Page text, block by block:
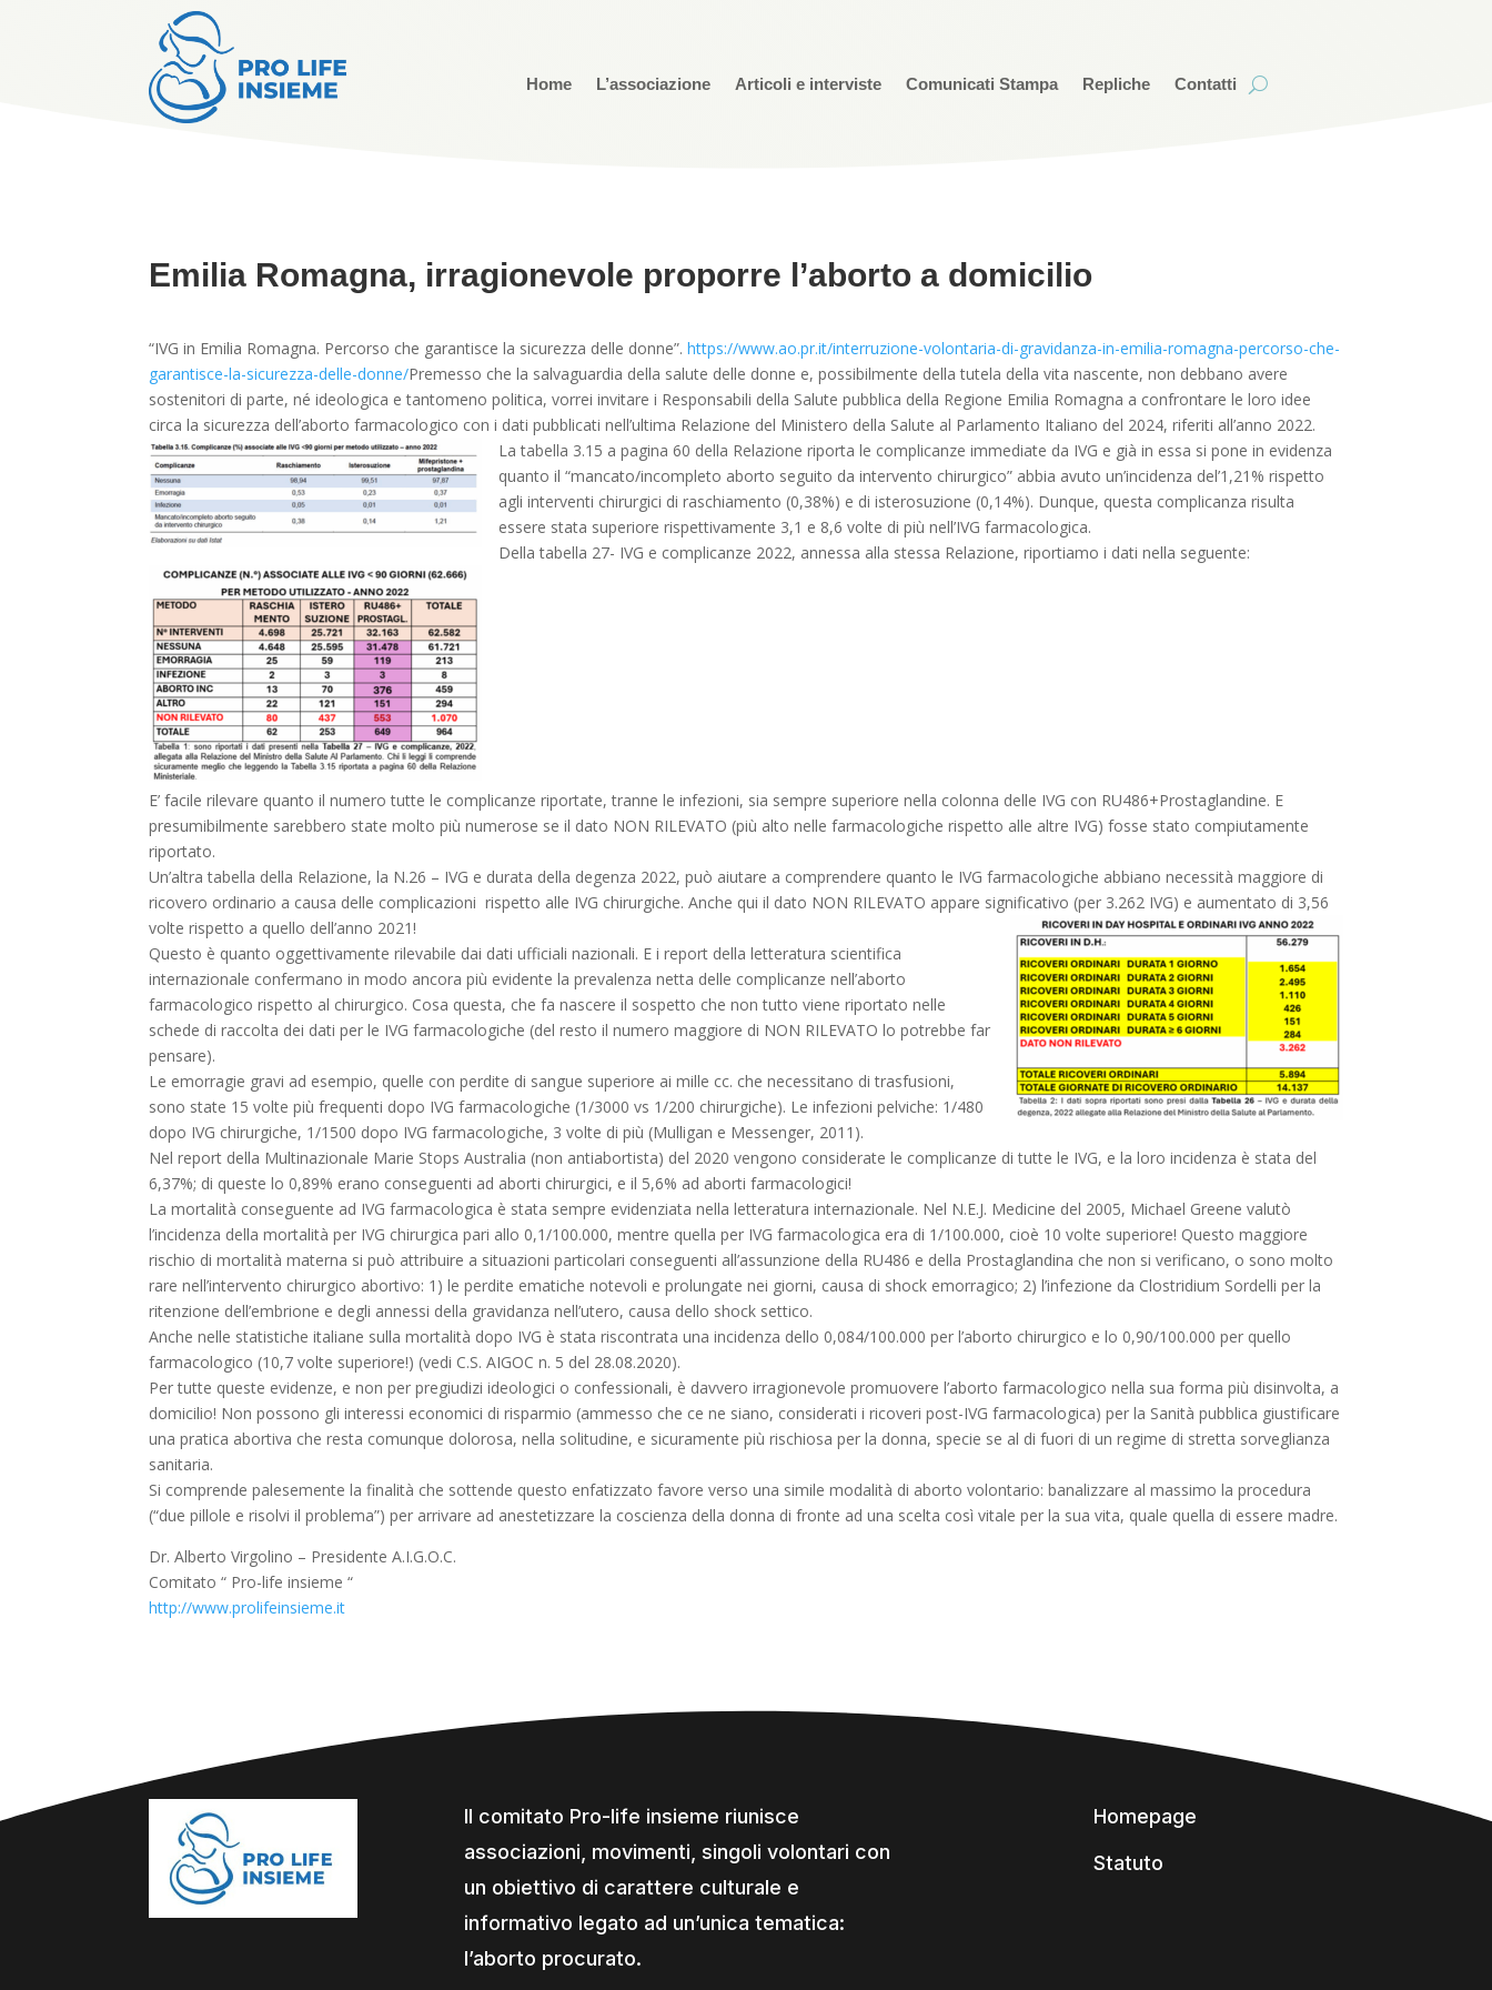
Home L’associazione Articoli e interviste Comunicati Stampa Repliche Contatti
Emilia Romagna, irragionevole proporre l’aborto a domicilio
“IVG in Emilia Romagna. Percorso che garantisce la sicurezza delle donne”.https://www.ao.pr.it/interruzione-volontaria-di-gravidanza-in-emilia-romagna-percorso-che-
garantisce-la-sicurezza-delle-donne/Premesso che la salvaguardia della salute delle donne e, possibilmente della tutela della vita nascente, non debbano avere
sostenitori di parte, né ideologica e tantomeno politica, vorrei invitare i Responsabili della Salute pubblica della Regione Emilia Romagna a confrontare le loro idee
circa la sicurezza dell’aborto farmacologico con i dati pubblicati nell’ultima Relazione del Ministero della Salute al Parlamento Italiano del 2024, riferiti all’anno 2022.
La tabella 3.15 a pagina 60 della Relazione riporta le complicanze immediate da IVG e già in essa si pone in evidenza
quanto il “mancato/incompleto aborto seguito da intervento chirurgico” abbia avuto un’incidenza del’1,21% rispetto
agli interventi chirurgici di raschiamento (0,38%) e di isterosuzione (0,14%). Dunque, questa complicanza risulta
essere stata superiore rispettivamente 3,1 e 8,6 volte di più nell’IVG farmacologica.
Della tabella 27- IVG e complicanze 2022, annessa alla stessa Relazione, riportiamo i dati nella seguente:
E’ facile rilevare quanto il numero tutte le complicanze riportate, tranne le infezioni, sia sempre superiore nella colonna delle IVG con RU486+Prostaglandine. E
presumibilmente sarebbero state molto più numerose se il dato NON RILEVATO (più alto nelle farmacologiche rispetto alle altre IVG) fosse stato compiutamente
riportato.
Un’altra tabella della Relazione, la N.26 – IVG e durata della degenza 2022, può aiutare a comprendere quanto le IVG farmacologiche abbiano necessità maggiore di
ricovero ordinario a causa delle complicazioni rispetto alle IVG chirurgiche. Anche qui il dato NON RILEVATO appare significativo (per 3.262 IVG) e aumentato di 3,56
volte rispetto a quello dell’anno 2021!
Questo è quanto oggettivamente rilevabile dai dati ufficiali nazionali. E i report della letteratura scientifica
internazionale confermano in modo ancora più evidente la prevalenza netta delle complicanze nell’aborto
farmacologico rispetto al chirurgico. Cosa questa, che fa nascere il sospetto che non tutto viene riportato nelle
schede di raccolta dei dati per le IVG farmacologiche (del resto il numero maggiore di NON RILEVATO lo potrebbe far
pensare).
Le emorragie gravi ad esempio, quelle con perdite di sangue superiore ai mille cc. che necessitano di trasfusioni,
sono state 15 volte più frequenti dopo IVG farmacologiche (1/3000 vs 1/200 chirurgiche). Le infezioni pelviche: 1/480
dopo IVG chirurgiche, 1/1500 dopo IVG farmacologiche, 3 volte di più (Mulligan e Messenger, 2011).
Nel report della Multinazionale Marie Stops Australia (non antiabortista) del 2020 vengono considerate le complicanze di tutte le IVG, e la loro incidenza è stata del
6,37%; di queste lo 0,89% erano conseguenti ad aborti chirurgici, e il 5,6% ad aborti farmacologici!
La mortalità conseguente ad IVG farmacologica è stata sempre evidenziata nella letteratura internazionale. Nel N.E.J. Medicine del 2005, Michael Greene valutò
l’incidenza della mortalità per IVG chirurgica pari allo 0,1/100.000, mentre quella per IVG farmacologica era di 1/100.000, cioè 10 volte superiore! Questo maggiore
rischio di mortalità materna si può attribuire a situazioni particolari conseguenti all’assunzione della RU486 e della Prostaglandina che non si verificano, o sono molto
rare nell’intervento chirurgico abortivo: 1) le perdite ematiche notevoli e prolungate nei giorni, causa di shock emorragico; 2) l’infezione da Clostridium Sordelli per la
ritenzione dell’embrione e degli annessi della gravidanza nell’utero, causa dello shock settico.
Anche nelle statistiche italiane sulla mortalità dopo IVG è stata riscontrata una incidenza dello 0,084/100.000 per l’aborto chirurgico e lo 0,90/100.000 per quello
farmacologico (10,7 volte superiore!) (vedi C.S. AIGOC n. 5 del 28.08.2020).
Per tutte queste evidenze, e non per pregiudizi ideologici o confessionali, è davvero irragionevole promuovere l’aborto farmacologico nella sua forma più disinvolta, a
domicilio! Non possono gli interessi economici di risparmio (ammesso che ce ne siano, considerati i ricoveri post-IVG farmacologica) per la Sanità pubblica giustificare
una pratica abortiva che resta comunque dolorosa, nella solitudine, e sicuramente più rischiosa per la donna, specie se al di fuori di un regime di stretta sorveglianza
sanitaria.
Si comprende palesemente la finalità che sottende questo enfatizzato favore verso una simile modalità di aborto volontario: banalizzare al massimo la procedura
(“due pillole e risolvi il problema”) per arrivare ad anestetizzare la coscienza della donna di fronte ad una scelta così vitale per la sua vita, quale quella di essere madre.
Dr. Alberto Virgolino – Presidente A.I.G.O.C.
Comitato “ Pro-life insieme “
http://www.prolifeinsieme.it
Il comitato Pro-life insieme riunisce
associazioni, movimenti, singoli volontari con
un obiettivo di carattere culturale e
informativo legato ad un’unica tematica:
l’aborto procurato.
Homepage
Statuto